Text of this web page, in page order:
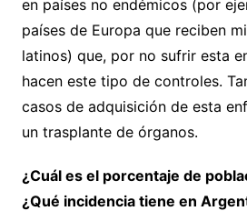
en países no endémicos (por
países de Europa que reciben
latinos) que, por no sufrir esta
hacen este tipo de controles.
casos de adquisición de esta
un trasplante de órganos.
¿Cuál es el porcentaje de
¿Qué incidencia tiene en